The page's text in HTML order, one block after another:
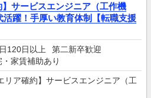
】サービスエンジニア（工作機
躍！手厚い教育体制【転職支援
120日以上
第二新卒歓迎
・家賃補助あり
リア確約】サービスエンジニア（工